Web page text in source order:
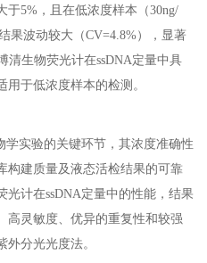
于5%，且在低浓度样本（30ng/
果波动较大（CV=4.8%），显著
清生物荧光计在ssDNA定量中具
于低浓度样本的检测。
学实验的关键环节，其浓度准确性
构建质量及液态活检结果的可靠
计在ssDNA定量中的性能，结果
高灵敏度、优异的重复性和较强
分光光度法。